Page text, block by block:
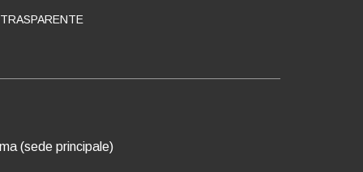
(sede principale)